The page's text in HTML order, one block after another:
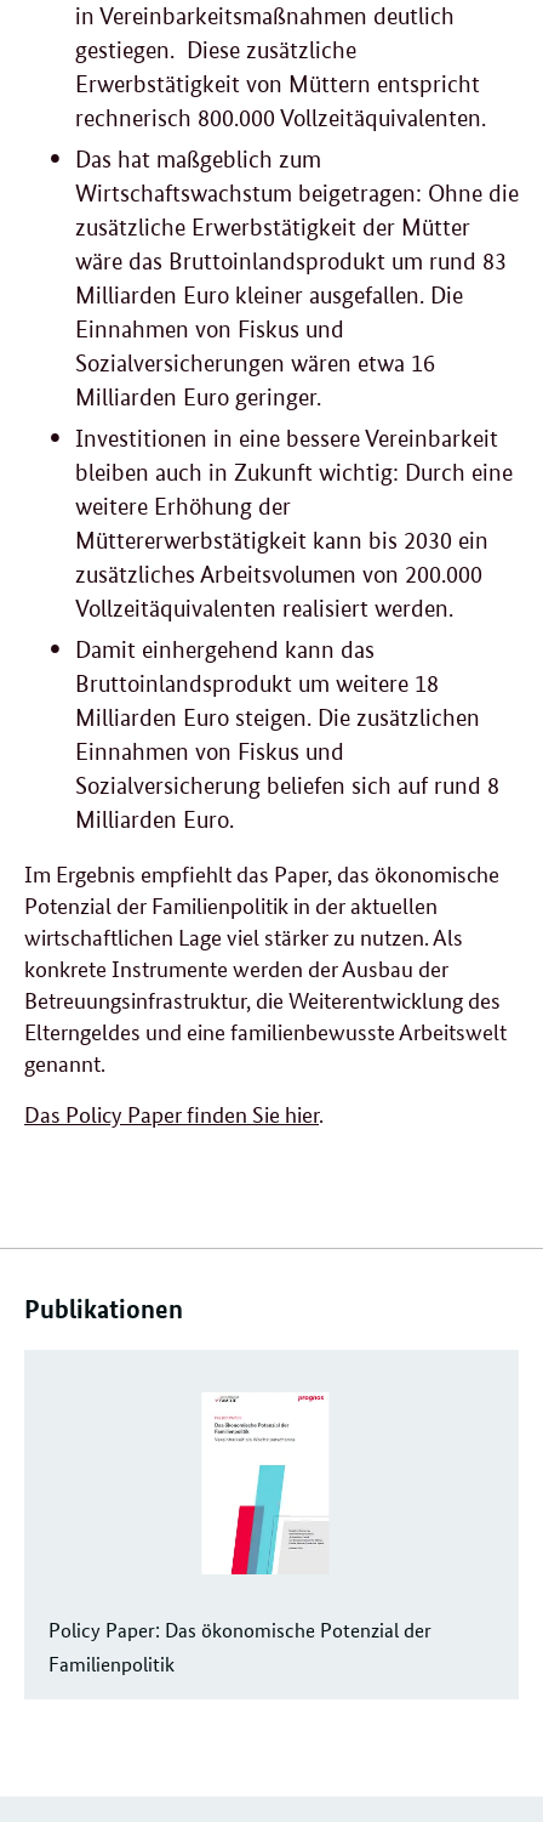
in Vereinbarkeitsmaßnahmen deutlich
gestiegen. Diese zusätzliche
Erwerbstätigkeit von Müttern entspricht
rechnerisch 800.000 Vollzeitäquivalenten.
Das hat maßgeblich zum
Wirtschaftswachstum beigetragen: Ohne die
zusätzliche Erwerbstätigkeit der Mütter
wäre das Bruttoinlandsprodukt um rund 83
Milliarden Euro kleiner ausgefallen. Die
Einnahmen von Fiskus und
Sozialversicherungen wären etwa 16
Milliarden Euro geringer.
Investitionen in eine bessere Vereinbarkeit
bleiben auch in Zukunft wichtig: Durch eine
weitere Erhöhung der
Müttererwerbstätigkeit kann bis 2030 ein
zusätzliches Arbeitsvolumen von 200.000
Vollzeitäquivalenten realisiert werden.
Damit einhergehend kann das
Bruttoinlandsprodukt um weitere 18
Milliarden Euro steigen. Die zusätzlichen
Einnahmen von Fiskus und
Sozialversicherung beliefen sich auf rund 8
Milliarden Euro.
Im Ergebnis empfiehlt das Paper, das ökonomische
Potenzial der Familienpolitik in der aktuellen
wirtschaftlichen Lage viel stärker zu nutzen. Als
konkrete Instrumente werden der Ausbau der
Betreuungsinfrastruktur, die Weiterentwicklung des
Elterngeldes und eine familienbewusste Arbeitswelt
genannt.
Das Policy Paper finden Sie hier.
Publikationen
Policy Paper: Das ökonomische Potenzial der
Familienpolitik